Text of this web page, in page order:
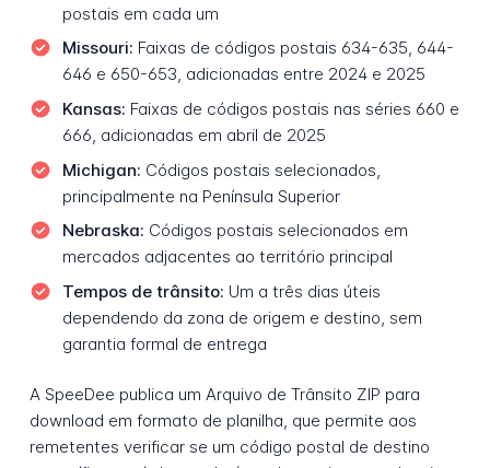
postais em cada um
Missouri: Faixas de códigos postais 634-635, 644-
646 e 650-653, adicionadas entre 2024 e 2025
Kansas: Faixas de códigos postais nas séries 660 e
666, adicionadas em abril de 2025
Michigan: Códigos postais selecionados,
principalmente na Península Superior
Nebraska: Códigos postais selecionados em
mercados adjacentes ao território principal
Tempos de trânsito: Um a três dias úteis
dependendo da zona de origem e destino, sem
garantia formal de entrega
A SpeeDee publica um Arquivo de Trânsito ZIP para
download em formato de planilha, que permite aos
remetentes verificar se um código postal de destino